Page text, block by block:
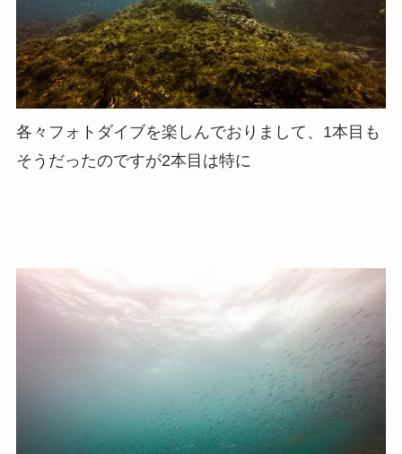
各々フォトダイブを楽しんでおりまして、1本目も
そうだったのですが2本目は特に